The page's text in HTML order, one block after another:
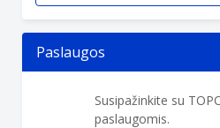
Paslaugos
Susipažinkite su
paslaugomis.